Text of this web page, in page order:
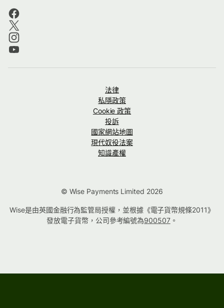
法律
私隱政策
Cookie 政策
投訴
國家網站地圖
現代奴役法案
知識產權
© Wise Payments Limited 2026
Wise是由英國金融行為監管局授權，並根據《電子貨幣規條2011》
發放電子貨幣，公司參考編號為900507。